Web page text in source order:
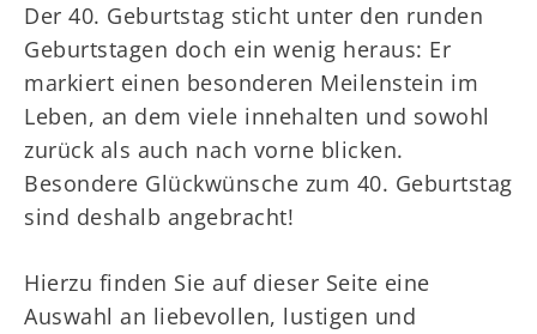
Der 40. Geburtstag sticht unter den runden
Geburtstagen doch ein wenig heraus: Er
markiert einen besonderen Meilenstein im
Leben, an dem viele innehalten und sowohl
zurück als auch nach vorne blicken.
Besondere Glückwünsche zum 40. Geburtstag
sind deshalb angebracht!
Hierzu finden Sie auf dieser Seite eine
Auswahl an liebevollen, lustigen und